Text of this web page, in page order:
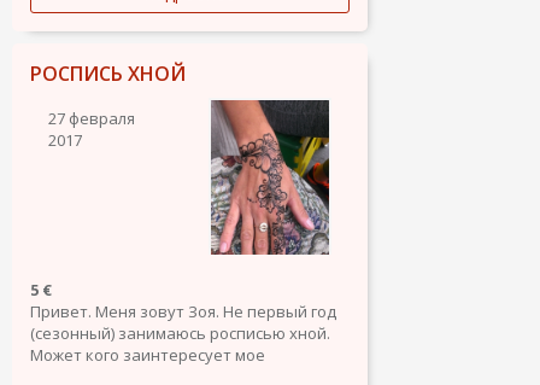
РОСПИСЬ ХНОЙ
27 февраля
2017
5 €
Привет. Меня зовут Зоя. Не первый год
(сезонный) занимаюсь росписью хной.
Может кого заинтересует мое